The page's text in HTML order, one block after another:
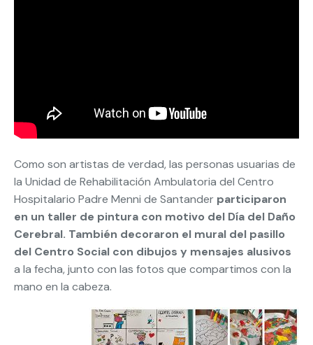
Como son artistas de verdad, las personas usuarias de
la Unidad de Rehabilitación Ambulatoria del Centro
Hospitalario Padre Menni de Santander participaron
en un taller de pintura con motivo del Día del Daño
Cerebral. También decoraron el mural del pasillo
del Centro Social con dibujos y mensajes alusivos
a la fecha, junto con las fotos que compartimos con la
mano en la cabeza.